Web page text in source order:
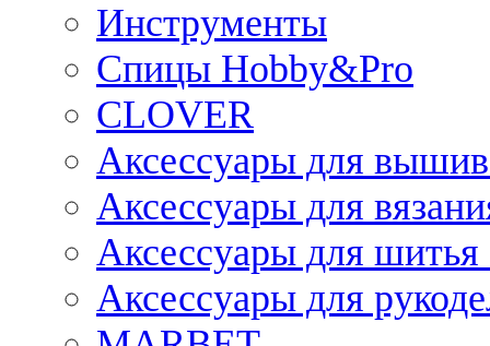
Инструменты
Спицы Hobby&Pro
CLOVER
Аксессуары для
Аксессуары для
Аксессуары для
Аксессуары для